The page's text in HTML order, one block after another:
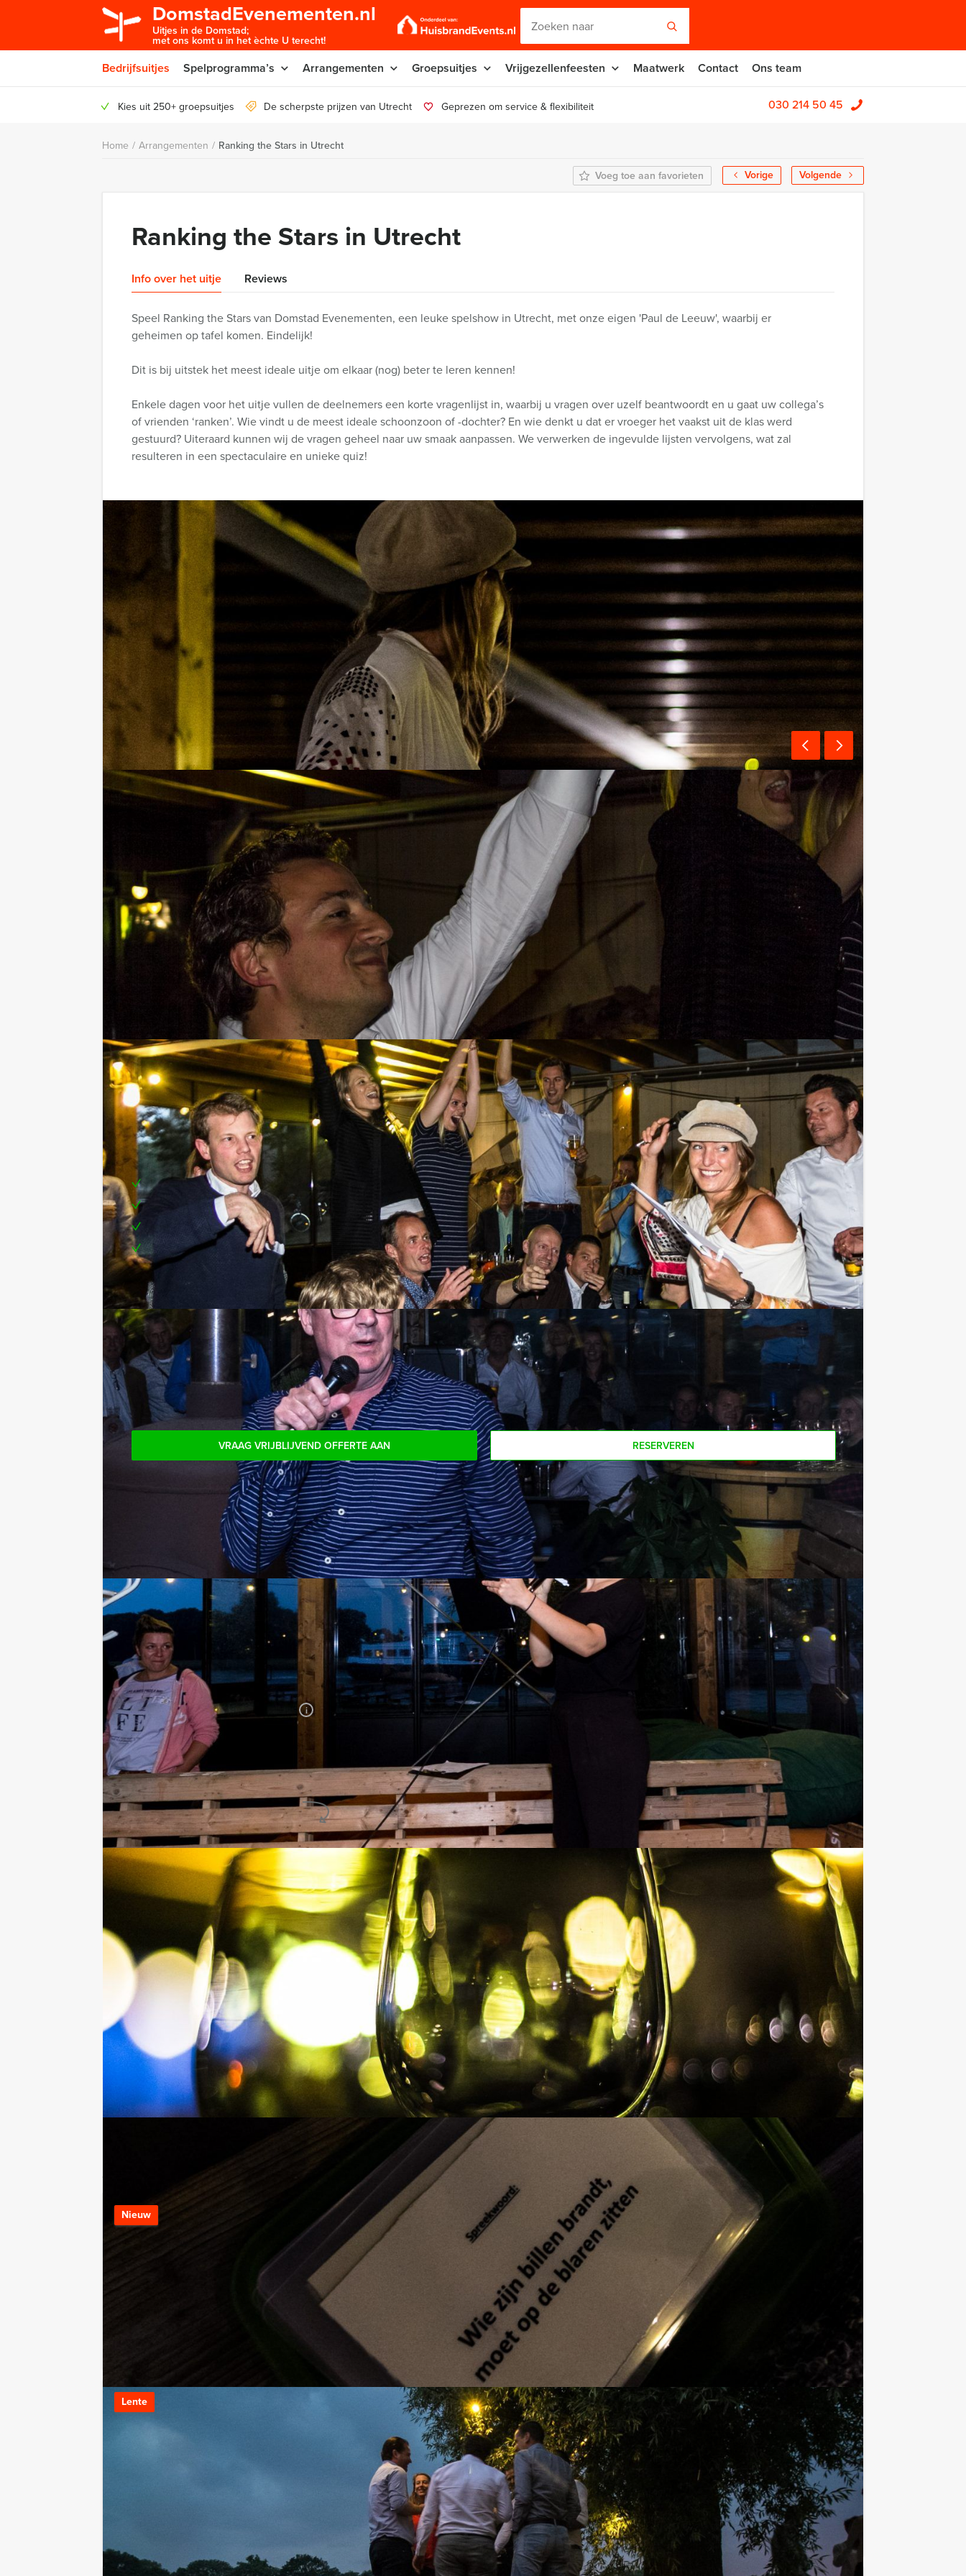
DomstadEvenementen.nl
Uitjes in de Domstad;
met ons komt u in het èchte U terecht!
Bedrijfsuitjes Spelprogramma’s Arrangementen Groepsuitjes Vrijgezellenfeesten Maatwerk Contact Ons team
Kies uit 250+ groepsuitjes De scherpste prijzen van Utrecht Geprezen om service & flexibiliteit 030 214 50 45
Home / Arrangementen / Ranking the Stars in Utrecht
Vorige
Volgende
Voeg toe aan favorieten
Prijs :
12 - 19 personen
€ 36,50 p.p.
20 - 29 personen
€ 33,50 p.p.
30 - 39 personen
€ 29,50 p.p.
Vanaf 40 personen
€ 27,50 p.p.
De prijzen zijn exclusief BTW
Duur:
2 uur en 30 minuten
Aantal:
Minimaal 12 personen i
Afhankelijk van de in overleg
gekozen locatie voor uw
arrangement kan een extra zaalhuur
worden berekend
Geheel vrijblijvend
VRAAG VRIJBLIJVEND OFFERTE AAN
RESERVEREN
Ik heb een vraag over dit uitje
Hulp nodig bij het
kiezen?
030 214 50 45
Chat met Jeroen
Stuur ons een mailtje
Bel mij terug
Ranking the Stars in Utrecht
Info over het uitje Reviews
Speel Ranking the Stars van Domstad Evenementen, een leuke spelshow in Utrecht, met onze eigen 'Paul de Leeuw', waarbij er
geheimen op tafel komen. Eindelijk!
Dit is bij uitstek het meest ideale uitje om elkaar (nog) beter te leren kennen!
Enkele dagen voor het uitje vullen de deelnemers een korte vragenlijst in, waarbij u vragen over uzelf beantwoordt en u gaat uw collega’s
of vrienden ‘ranken’. Wie vindt u de meest ideale schoonzoon of -dochter? En wie denkt u dat er vroeger het vaakst uit de klas werd
gestuurd? Uiteraard kunnen wij de vragen geheel naar uw smaak aanpassen. We verwerken de ingevulde lijsten vervolgens, wat zal
resulteren in een spectaculaire en unieke quiz!
In twee- of drietallen gaat u de strijd met elkaar aan. Welk team weet het meest van de overige deelnemers? De quiz bestaat uit meerdere
rondes. We bouwen de show langzaam op naar een hoogtepunt!
Ronde 1 & 3
Wie kent wie echt goed? De quizmaster stelt diverse meerkeuzevragen en open vragen. We zullen geregeld een muziekfragment ten
gehore brengen, wat zal leiden tot een sfeervolle ambiance. Weet u wat de anderen vroeger wilde worden of met wie ze wel eens een
beschuitje zouden willen eten? Of u het nou weet of niet.. het gaat sowieso onthuld worden!
Aan de hand van de vooraf ingevulde lijsten hebben wij berekend hoe hoog u geklasseerd bent per kwestie. Tijdens de quiz dient u in te
schatten hoe de groep ‘gerankt’ heeft en daarna nodigt de quizmaster een team uit om hun antwoorden te motiveren. Oei… ziet u zichzelf
hier maar eens uit te redden! Hilariteit gegarandeerd!
Welk team sleept de meeste punten in de wacht? Na afloop worden de behaalde punten razendsnel bij elkaar opgeteld en kunt u zich
opmaken voor een feestelijke prijsuitreiking! Vergaart uw team eeuwige roem?
Inclusief:
Quizmaster
Leuke prijs voor de winnaar
Toplocatie in centrum Utrecht
Te boeken op uw gewenste dag en tijdstip!
Tip!
Niet telkens uw knip hoeven trekken om uw drankje af te rekenen? Voor € 13,50 per persoon per uur (excl. BTW) kunt u gebruikmaken van
het drankarrangement, waarbij u onbeperkt kunt genieten van bier, fris, huiswijn, koffie en thee. En... zo komt u ook achteraf niet voor
verrassingen te staan!
Komt u niet aan het minimale aantal deelnemers? Als u bereid bent voor het minimale aantal te betalen, kunt u ook gewoon voor minder
personen boeken!
VRAAG VRIJBLIJVEND OFFERTE AAN RESERVEREN
Combineer dit uitje met:
De Alleskunner!
Nieuw € 29,50
Vanaf 12 personen ‐ 2 uur en 30 minuten
Geïnspireerd door de spectaculaire, gelijknamige spelshow presenteert Domstad Evenementen: De alleskunner! in Utrecht
Voeg toe aan favorieten
Lente Vanaf € 32,50 p.p. excl. BTW
De Step Rally van Domstad Evenementen is een puzzeltocht in Utrecht, voor de lenige mens. Wij nemen u mee voor een
gezellige steptour door de binnenstad.
Voeg toe aan favorieten